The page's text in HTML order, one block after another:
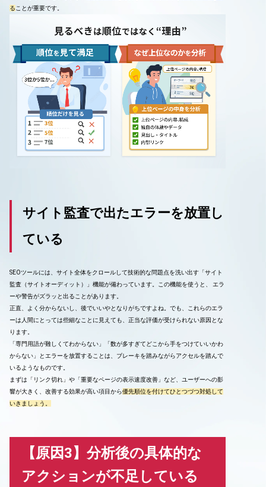
る ことが重要です。
サイト監査で出たエラーを放置し
ている
SEOツールには、サイト全体をクロールして技術的な問題点を洗い出す「サイト
監査（サイトオーディット）」機能が備わっています。この機能を使うと、 エラ
ーや警告がズラッと出ることがあります。
正直、よく分からないし、後でいいやとなりがちですよね。でも、これらのエラ
ーは人間にとっては些細なことに見えても、正当な評価が受けられない原因とな
ります。
「専門用語が難しくてわからない」「数が多すぎてどこから手をつけていいかわ
からない」とエラーを放置することは、ブレーキを踏みながらアクセルを踏んで
いるようなものです。
まずは「リンク切れ」や「重要なページの表示速度改善」など、ユーザーへの影
響が大きく、改善する効果が高い項目から優先順位を付けてひとつづつ対処して
いきましょう。
【原因3】分析後の具体的な
アクションが不足している